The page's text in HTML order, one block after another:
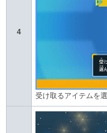
4
受け取るアイテムを